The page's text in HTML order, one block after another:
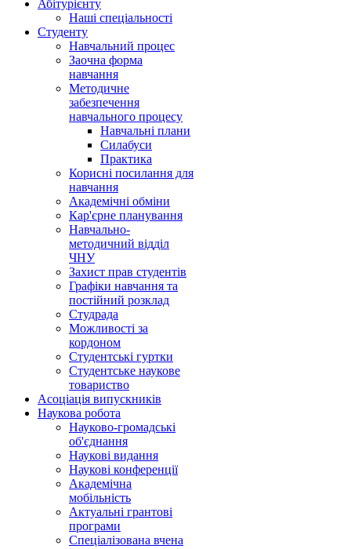
Абітурієнту
Наші спеціальності
Студенту
Навчальний процес
Заочна форма
навчання
Методичне
забезпечення
навчального процесу
Навчальні плани
Силабуси
Практика
Корисні посилання для
навчання
Академічні обміни
Кар'єрне планування
Навчально-
методичний відділ
ЧНУ
Захист прав студентів
Графіки навчання та
постійний розклад
Студрада
Можливості за
кордоном
Студентські гуртки
Студентське наукове
товариство
Асоціація випускників
Наукова робота
Науково-громадські
об'єднання
Наукові видання
Наукові конференції
Академічна
мобільність
Актуальні грантові
програми
Спеціалізована вчена